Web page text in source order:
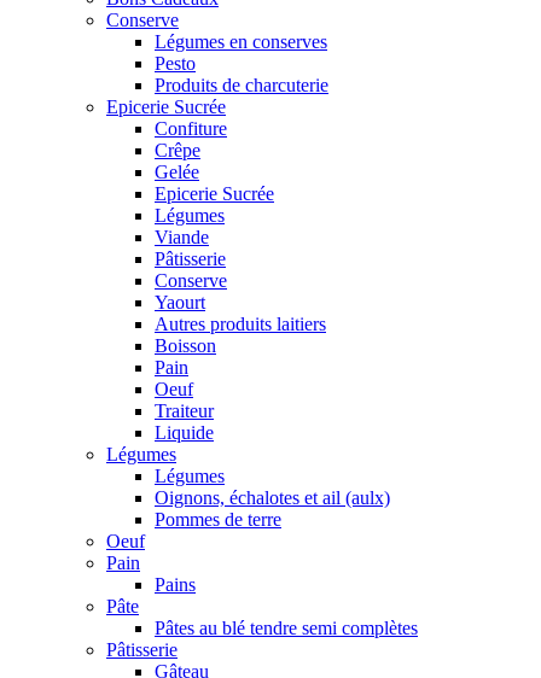
Conserve
Légumes en conserves
Pesto
Produits de charcuterie
Epicerie Sucrée
Confiture
Crêpe
Gelée
Epicerie Sucrée
Légumes
Viande
Pâtisserie
Conserve
Yaourt
Autres produits laitiers
Boisson
Pain
Oeuf
Traiteur
Liquide
Légumes
Légumes
Oignons, échalotes et ail (aulx)
Pommes de terre
Oeuf
Pain
Pains
Pâte
Pâtes au blé tendre semi complètes
Pâtisserie
Gâteau